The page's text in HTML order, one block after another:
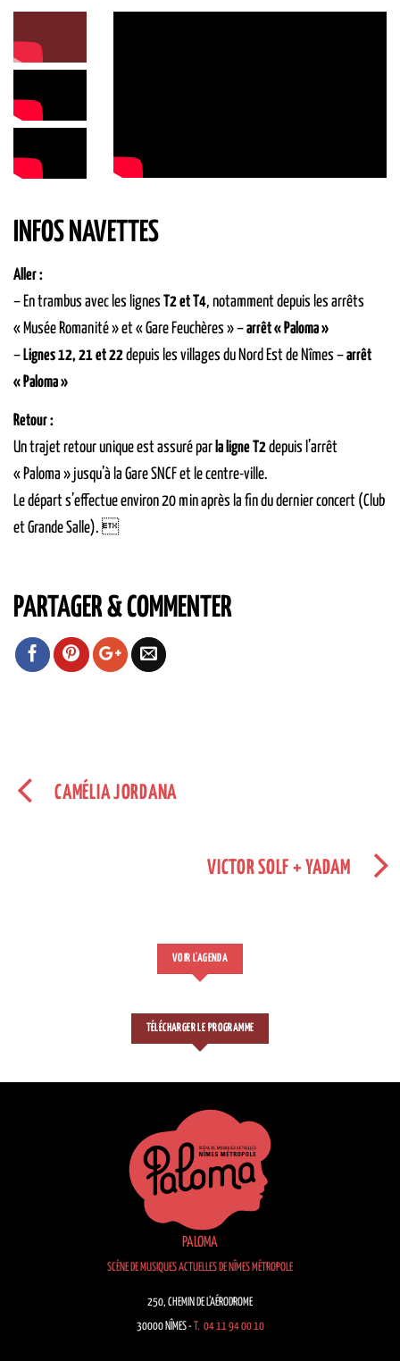
INFOS NAVETTES
Aller :
– En trambus avec les lignes T2 et T4, notamment depuis les arrêts
« Musée Romanité » et « Gare Feuchères » –arrêt « Paloma »
– Lignes 12, 21 et 22depuis les villages du Nord Est de Nîmes –arrêt
« Paloma »
Retour :
Un trajet retour unique est assuré par la ligne T2depuis l’arrêt
« Paloma » jusqu’à la Gare SNCF et le centre-ville.
Le départ s’effectue environ 20 min après la fin du dernier concert (Club
et Grande Salle). 
PARTAGER & COMMENTER
CAMÉLIA JORDANA
VICTOR SOLF + YADAM
VOIR L'AGENDA
TÉLÉCHARGER LE PROGRAMME
PALOMA
SCÈNE DE MUSIQUES ACTUELLES DE NÎMES MÉTROPOLE
250, CHEMIN DE L’AÉRODROME
30000 NÎMES - T. 04 11 94 00 10